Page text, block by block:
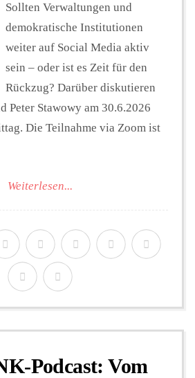
Podcast
Seminare
Sollten Verwaltungen und
demokratische Institutionen
weiter auf Social Media aktiv
sein – oder ist es Zeit für den
Rückzug? Darüber diskutieren
Peter Stawowy am 30.6.2026
Die Teilnahme via Zoom ist
Weiterlesen...
Podcast: Vom